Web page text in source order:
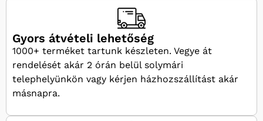
Gyors átvételi lehetőség
1000+ terméket tartunk készleten. Vegye át
rendelését akár 2 órán belül solymári
telephelyünkön vagy kérjen házhozszállítást akár
másnapra.